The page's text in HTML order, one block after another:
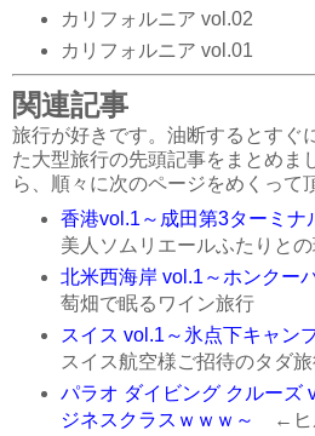
カリフォルニア vol.02
カリフォルニア vol.01
関連記事
旅行が好きです。油断するとすぐ
た大型旅行の先頭記事をまとめま
ら、順々に次のページをめくって
香港vol.1～成田第3ターミナ
美人ソムリエールふたりと
北米西海岸 vol.1～ホンクー
萄畑で眠るワイン旅行
スイス vol.1～氷点下キャン
スイス航空様ご招待のタダ
パラオ ダイビング クルーズ
ジネスクラスｗｗｗ～
←ヒ